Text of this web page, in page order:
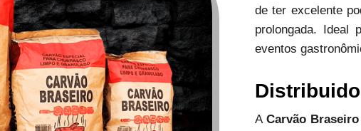
de ter excelente
prolongada. Ideal
eventos
A Carvão Braseiro